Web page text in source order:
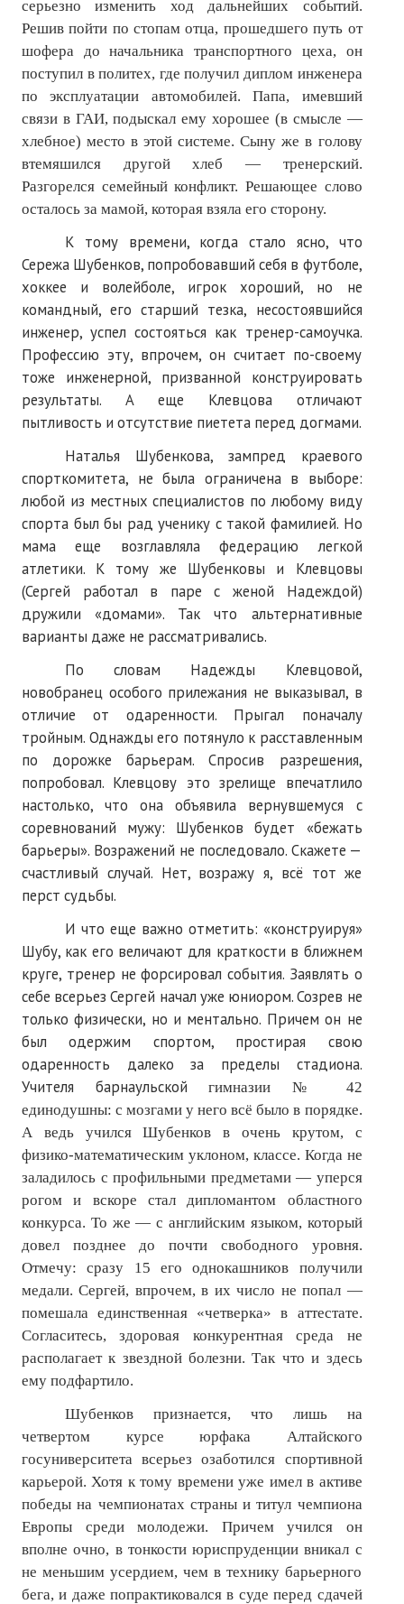
серьезно изменить ход дальнейших событий.
Решив пойти по стопам отца, прошедшего путь от
шофера до начальника транспортного цеха, он
поступил в политех, где получил диплом инженера
по эксплуатации автомобилей. Папа, имевший
связи в ГАИ, подыскал ему хорошее (в смысле —
хлебное) место в этой системе. Сыну же в голову
втемяшился другой хлеб — тренерский.
Разгорелся семейный конфликт. Решающее слово
осталось за мамой, которая взяла его сторону.
К тому времени, когда стало ясно, что
Сережа Шубенков, попробовавший себя в футболе,
хоккее и волейболе, игрок хороший, но не
командный, его старший тезка, несостоявшийся
инженер, успел состояться как тренер-самоучка.
Профессию эту, впрочем, он считает по-своему
тоже инженерной, призванной конструировать
результаты. А еще Клевцова отличают
пытливость и отсутствие пиетета перед догмами.
Наталья Шубенкова, зампред краевого
спорткомитета, не была ограничена в выборе:
любой из местных специалистов по любому виду
спорта был бы рад ученику с такой фамилией. Но
мама еще возглавляла федерацию легкой
атлетики. К тому же Шубенковы и Клевцовы
(Сергей работал в паре с женой Надеждой)
дружили «домами». Так что альтернативные
варианты даже не рассматривались.
По словам Надежды Клевцовой,
новобранец особого прилежания не выказывал, в
отличие от одаренности. Прыгал поначалу
тройным. Однажды его потянуло к расставленным
по дорожке барьерам. Спросив разрешения,
попробовал. Клевцову это зрелище впечатлило
настолько, что она объявила вернувшемуся с
соревнований мужу: Шубенков будет «бежать
барьеры». Возражений не последовало. Скажете —
счастливый случай. Нет, возражу я, всё тот же
перст судьбы.
И что еще важно отметить: «конструируя»
Шубу, как его величают для краткости в ближнем
круге, тренер не форсировал события. Заявлять о
себе всерьез Сергей начал уже юниором. Созрев не
только физически, но и ментально. Причем он не
был одержим спортом, простирая свою
одаренность далеко за пределы стадиона.
Учителя барнаульскойгимназии № 42
единодушны: с мозгами у него всё было в порядке.
А ведь учился Шубенков в очень крутом, с
физико-математическим уклоном, классе. Когда не
заладилось с профильными предметами — уперся
рогом и вскоре стал дипломантом областного
конкурса. То же — с английским языком, который
довел позднее до почти свободного уровня.
Отмечу: сразу 15 его однокашников получили
медали. Сергей, впрочем, в их число не попал —
помешала единственная «четверка» в аттестате.
Согласитесь, здоровая конкурентная среда не
располагает к звездной болезни. Так что и здесь
ему подфартило.
Шубенков признается, что лишь на
четвертом курсе юрфака Алтайского
госуниверситета всерьез озаботился спортивной
карьерой. Хотя к тому времени уже имел в активе
победы на чемпионатах страны и титул чемпиона
Европы среди молодежи. Причем учился он
вполне очно, в тонкости юриспруденции вникал с
не меньшим усердием, чем в технику барьерного
бега, и даже попрактиковался в суде перед сдачей